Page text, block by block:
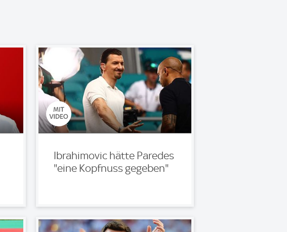
Ibrahimovic hätte Paredes
"eine Kopfnuss gegeben"